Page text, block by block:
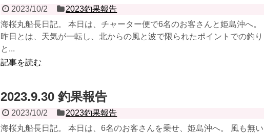
2023/10/2
2023釣果報告
海桜丸船長日記。 本日は、チャーター便で6名のお客さんと姫島沖へ。
昨日とは、天気が一転し、北からの風と波で限られたポイントでの釣り
と...
記事を読む
2023.9.30 釣果報告
2023/10/2
2023釣果報告
海桜丸船長日記。 本日は、6名のお客さんを乗せ、姫島沖へ。 風も無い